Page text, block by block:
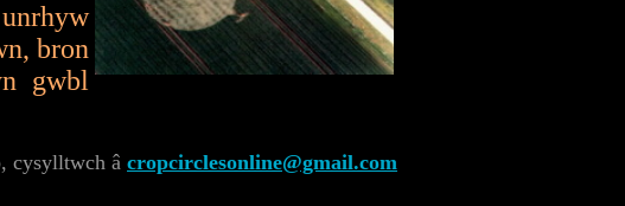
bron
gwbl
cysylltwch â cropcirclesonline@gmail.com